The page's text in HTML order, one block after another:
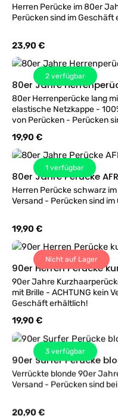
Herren Perücke im 80er
Perücken sind im Geschäft
Regulärer Preis:
23,90 €
2 verfügbar
80er Jahre
80er Herrenperücke lang
elastische Netzkappe -
von Perücken - Perücken
Regulärer Preis:
19,90 €
1 verfügbar
Herren Perücke schwarz
Versand - Perücken sind
Regulärer Preis:
19,90 €
Nicht auf Lager
90er Herren Perücke
90er Jahre
mit Brille - ACHTUNG kein Versand - Perücken
Geschäft erhältlich!
Regulärer Preis:
19,90 €
3 verfügbar
90er Surfer Perücke
Verrückte blonde 90er Jahre Herren
Versand - Perücken
Regulärer Preis:
20,90 €